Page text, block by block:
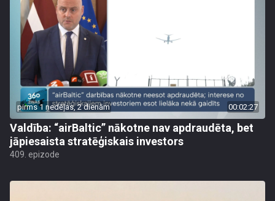
pirms 1 nedēļas, 2 dienām 00:02:27
Valdība: “airBaltic” nākotne nav apdraudēta, bet
jāpiesaista stratēģiskais investors
409. epizode